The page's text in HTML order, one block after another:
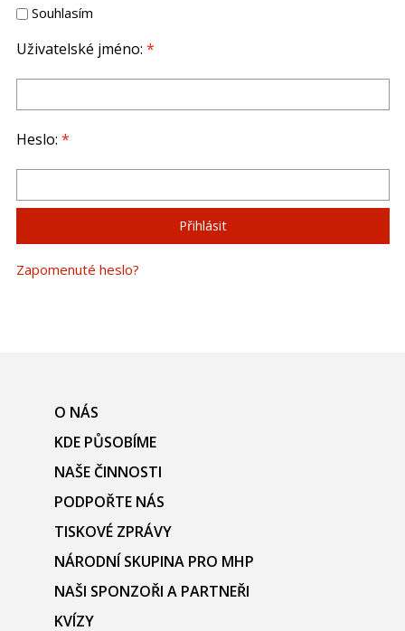
Souhlasím
Uživatelské jméno: *
Heslo: *
Zapomenuté heslo?
O NÁS
KDE PŮSOBÍME
NAŠE ČINNOSTI
PODPOŘTE NÁS
TISKOVÉ ZPRÁVY
NÁRODNÍ SKUPINA PRO MHP
NAŠI SPONZOŘI A PARTNEŘI
KVÍZY